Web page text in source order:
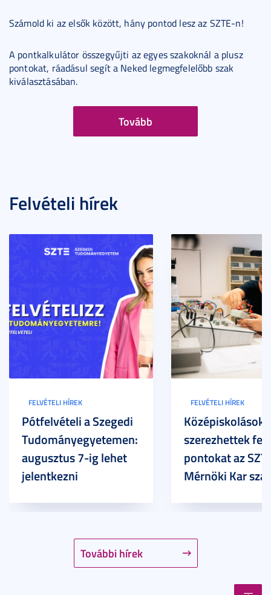
Számold ki az elsők között, hány pontod lesz az SZTE-n!
A pontkalkulátor összegyűjti az egyes szakoknál a plusz
pontokat, ráadásul segít a Neked legmegfelelőbb szak
kiválasztásában.
Tovább
Felvételi hírek
További hírek
FELVÉTELI HÍREK
Pótfelvételi a Szegedi
Tudományegyetemen:
augusztus 7-ig lehet
jelentkezni
FELVÉTELI HÍREK
Középiskolások
szerezhettek
pontokat az
Mérnöki Kar